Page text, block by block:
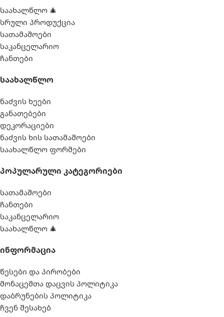
საახალწლო 🎄
სრული პროდუქცია
სათამაშოები
საკანცელარიო
ჩანთები
Საახალწლო
ნაძვის ხეები
განათებები
დეკორაციები
ნაძვის ხის სათამაშოები
საახალწლო ფორმები
Პოპულარული Კატეგორიები
სათამაშოები
ჩანთები
საკანცელარიო
საახალწლო 🎄
Ინფორმაცია
წესები და პირობები
მონაცემთა დაცვის პოლიტიკა
დაბრუნების პოლიტიკა
ჩვენ შესახებ